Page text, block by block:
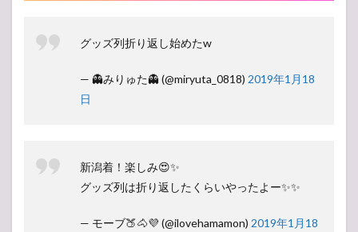
グッズ列折り返し始めたw
— 👻みりゅた👻 (@miryuta_0818) 2019年1月18
日
新潟着！楽しみ😍✨
グッズ列は折り返したくらいやったよー✨✨
— モーブ🍑🐴💜 (@ilovehamamon) 2019年1月18